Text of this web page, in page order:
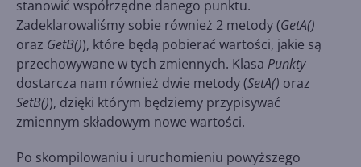
stanowić współrzędne danego punktu.
Zadeklarowaliśmy sobie również 2 metody (GetA()
oraz GetB()), które będą pobierać wartości, jakie są
przechowywane w tych zmiennych. Klasa Punkty
dostarcza nam również dwie metody (SetA() oraz
SetB()), dzięki którym będziemy przypisywać
zmiennym składowym nowe wartości.
Po skompilowaniu i uruchomieniu powyższego